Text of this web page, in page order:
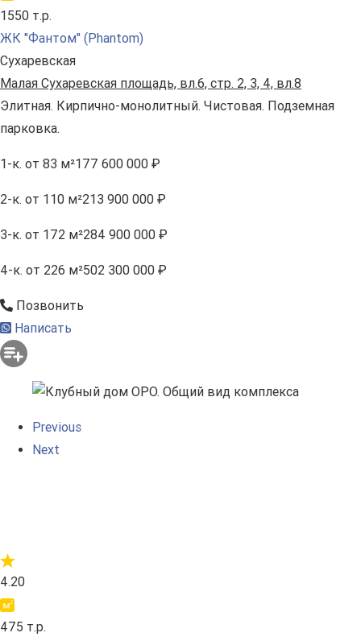
1550 т.р.
ЖК "Фантом" (Phantom)
Сухаревская
Малая Сухаревская площадь, вл.6, стр. 2, 3, 4, вл.8
Элитная. Кирпично-монолитный. Чистовая. Подземная
парковка.
1-к. от 83 м²177 600 000 ₽
2-к. от 110 м²213 900 000 ₽
3-к. от 172 м²284 900 000 ₽
4-к. от 226 м²502 300 000 ₽
Позвонить
Написать
Previous
Next
4.20
475 т.р.